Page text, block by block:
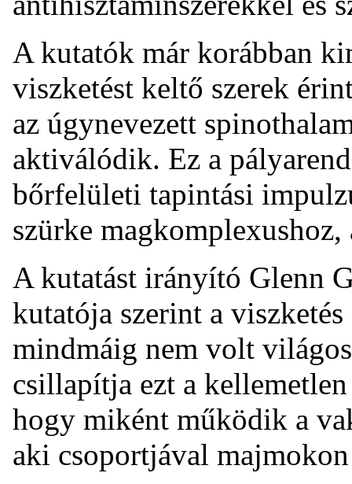
A kutatók már korábban
viszketést keltő szerek
az úgynevezett
aktiválódik. Ez a
bőrfelületi tapintási
szürke magkomplexushoz,
A kutatást irányító Glenn
kutatója szerint a
mindmáig nem volt
csillapítja ezt a
hogy miként működik a
aki csoportjával